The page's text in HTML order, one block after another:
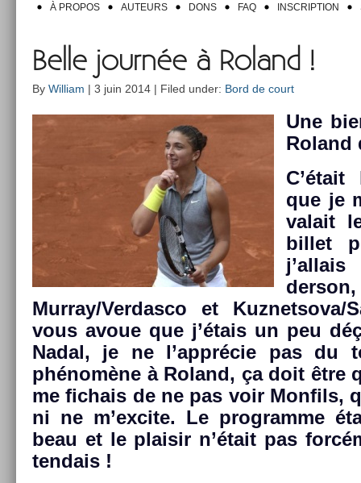
À PROPOS AUTEURS DONS FAQ INSCRIPTION
Belle journée à Roland !
By William | 3 juin 2014 | Filed under: Bord de court
Une
Roland
que je
valait
bi­llet
Mur­ray/­Verdas­co et Kuz­netsova/­
vous avoue que j’étais un peu
Nadal, je ne l’apprécie pas du
phénomène à Roland, ça doit être
me fic­hais de ne pas voir Mon­fils,
ni ne m’ex­cite. Le pro­gram­me
beau et le plaisir n’était pas
tendais !